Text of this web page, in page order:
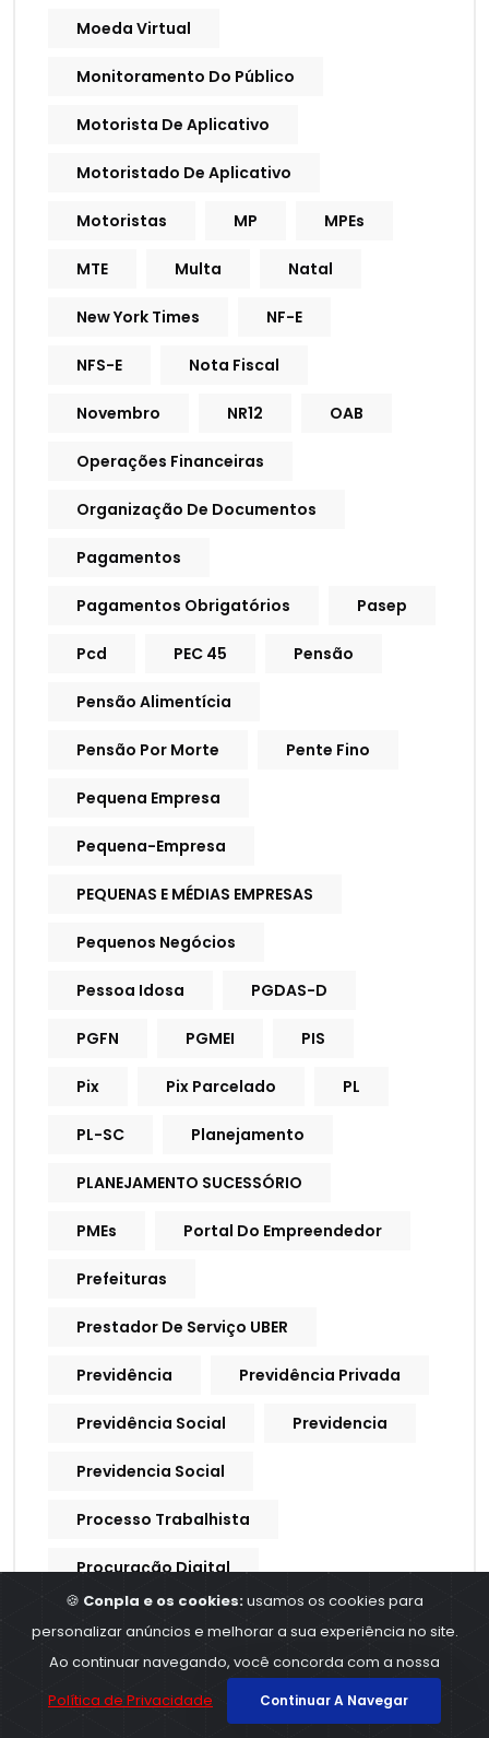
Moeda Virtual
Monitoramento Do Público
Motorista De Aplicativo
Motoristado De Aplicativo
Motoristas MP MPEs
MTE Multa Natal
New York Times NF-E
NFS-E Nota Fiscal
Novembro NR12 OAB
Operações Financeiras
Organização De Documentos
Pagamentos
Pagamentos Obrigatórios Pasep
Pcd PEC 45 Pensão
Pensão Alimentícia
Pensão Por Morte Pente Fino
Pequena Empresa
Pequena-Empresa
PEQUENAS E MÉDIAS EMPRESAS
Pequenos Negócios
Pessoa Idosa PGDAS-D
PGFN PGMEI PIS
Pix Pix Parcelado PL
PL-SC Planejamento
PLANEJAMENTO SUCESSÓRIO
PMEs Portal Do Empreendedor
Prefeituras
Prestador De Serviço UBER
Previdência Previdência Privada
Previdência Social Previdencia
Previdencia Social
Processo Trabalhista
Procuração Digital
Produtividade Produtores Rurais
Produtos E Serviços
Profissionais Contábeis
🍪 Conpla e os cookies:usamos os cookies para
personalizar anúncios e melhorar a sua experiência no site.
Ao continuar navegando, você concorda com a nossa
Política de Privacidade
Continuar A Navegar